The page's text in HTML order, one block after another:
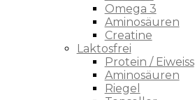
Omega 3
Aminosäuren
Creatine
Laktosfrei
Protein / Eiweiss
Aminosäuren
Riegel